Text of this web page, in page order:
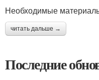
Необходимые
читать дальше →
Последние